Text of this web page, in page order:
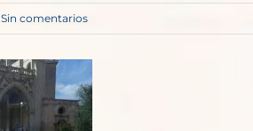
Sin comentarios